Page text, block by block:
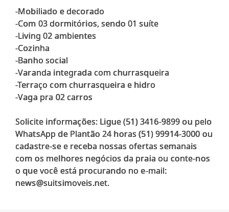
-Mobiliado e decorado
-Com 03 dormitórios, sendo 01 suíte
-Living 02 ambientes
-Cozinha
-Banho social
-Varanda integrada com churrasqueira
-Terraço com churrasqueira e hidro
-Vaga pra 02 carros
Solicite informações: Ligue (51) 3416-9899 ou pelo
WhatsApp de Plantão 24 horas (51) 99914-3000 ou
cadastre-se e receba nossas ofertas semanais
com os melhores negócios da praia ou conte-nos
o que você está procurando no e-mail: